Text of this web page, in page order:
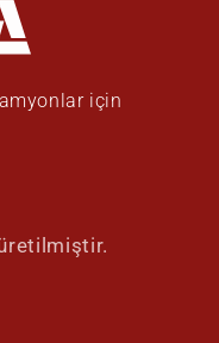
için